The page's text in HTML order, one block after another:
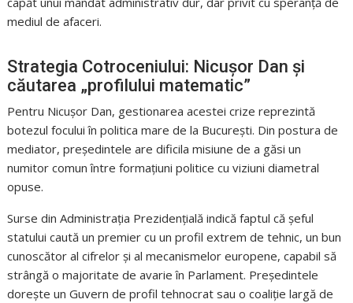
mediul de afaceri.
Strategia Cotroceniului: Nicușor Dan și
căutarea „profilului matematic”
Pentru Nicușor Dan, gestionarea acestei crize reprezintă
botezul focului în politica mare de la București. Din postura de
mediator, președintele are dificila misiune de a găsi un
numitor comun între formațiuni politice cu viziuni diametral
opuse.
Surse din Administrația Prezidențială indică faptul că șeful
statului caută un premier cu un profil extrem de tehnic, un bun
cunoscător al cifrelor și al mecanismelor europene, capabil să
strângă o majoritate de avarie în Parlament. Președintele
dorește un Guvern de profil tehnocrat sau o coaliție largă de